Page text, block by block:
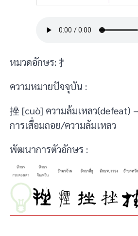
หมวดอักษร: 扌
ความหมายปัจจุบัน :
挫 [cuò] ความล้มเหลว(defeat)
การเสื่อมถอย/ความล้มเหลว
พัฒนาการตัวอักษร :